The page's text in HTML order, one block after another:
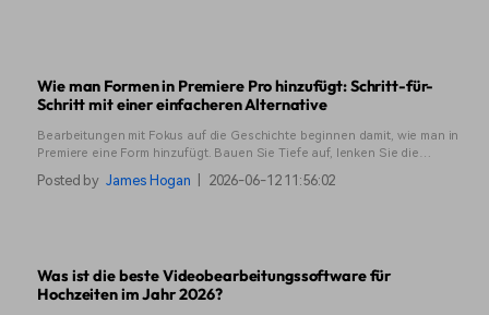
Wie man Formen in Premiere Pro hinzufügt: Schritt-für-
Schritt mit einer einfacheren Alternative
Bearbeitungen mit Fokus auf die Geschichte beginnen damit, wie man in
Premiere eine Form hinzufügt. Bauen Sie Tiefe auf, lenken Sie die
Aufmerksamkeit und gestalten Sie jedes Bild bewusst.
Posted by James Hogan 2026-06-12 11:56:02
Was ist die beste Videobearbeitungssoftware für
Hochzeiten im Jahr 2026?